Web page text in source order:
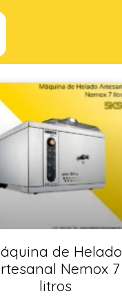
de Helado
Nemox 7
litros